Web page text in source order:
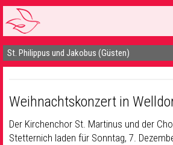
Startseite
16 Gemeinden & mehr
Gottesdienste & Sinnsuche
St. Philippus und Jakobus (Güsten)
Weihnachtskonzert in
Der Kirchenchor St. Martinus und der
Stetternich laden für Sonntag, 7.